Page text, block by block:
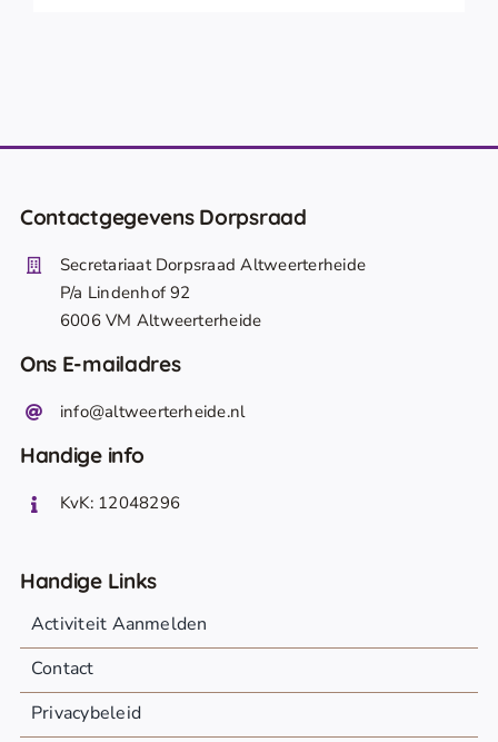
Contactgegevens Dorpsraad
Secretariaat Dorpsraad Altweerterheide
P/a Lindenhof 92
6006 VM Altweerterheide
Ons E-mailadres
info@altweerterheide.nl
Handige info
KvK: 12048296
Handige Links
Activiteit Aanmelden
Contact
Privacybeleid